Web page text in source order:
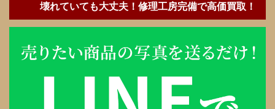
壊れていても大丈夫！修理工房完備で高価買取！